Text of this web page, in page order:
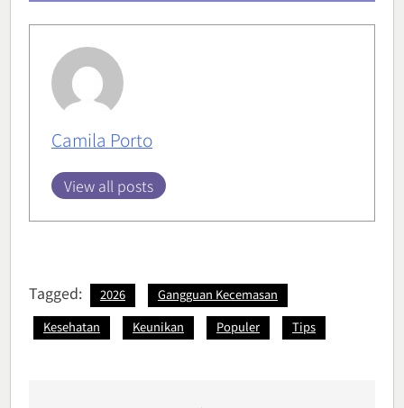
Camila Porto
View all posts
Tagged: 2026
Gangguan Kecemasan
Kesehatan
Keunikan Populer Tips